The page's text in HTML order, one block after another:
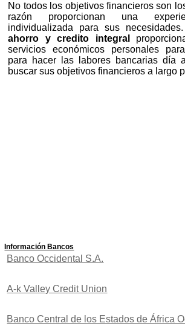
No todos los objetivos financieros son
razón proporcionan una
individualizada para sus
ahorro y credito integral
servicios económicos personales
para hacer las labores bancarias día
buscar sus objetivos financieros a largo
Información Bancos
Banco Occidental S.A.
A-k Valley Credit Union
Banco Central de los Estados de África